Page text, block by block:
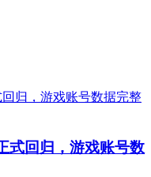
式回归，游戏账号数